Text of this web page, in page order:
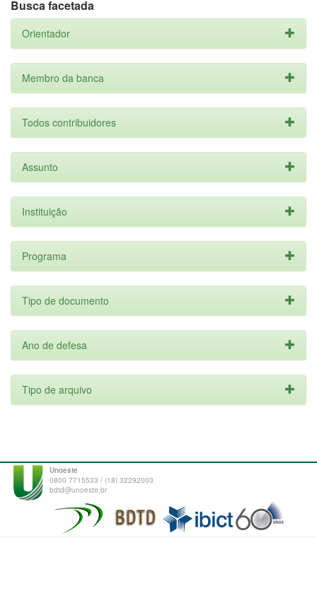
Busca facetada
Orientador
Membro da banca
Todos contribuidores
Assunto
Instituição
Programa
Tipo de documento
Ano de defesa
Tipo de arquivo
Unoeste
0800 7715533 / (18) 32292003
bdtd@unoeste.br